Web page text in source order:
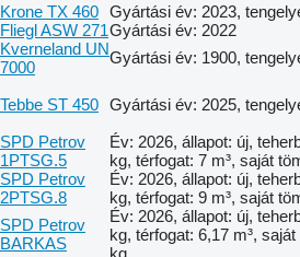
Krone TX 460 Gyártási év: 2023,
Fliegl ASW 271Gyártási év: 2022
Kverneland UN
7000
Gyártási év: 1900,
Tebbe ST 450 Gyártási év: 2025,
SPD Petrov
1PTSG.5
Év: 2026, állapot: új,
kg, térfogat: 7 m³, saját
SPD Petrov
2PTSG.8
Év: 2026, állapot: új,
kg, térfogat: 9 m³, saját
SPD Petrov
BARKAS
Év: 2026, állapot: új,
kg, térfogat: 6,17 m³,
kg